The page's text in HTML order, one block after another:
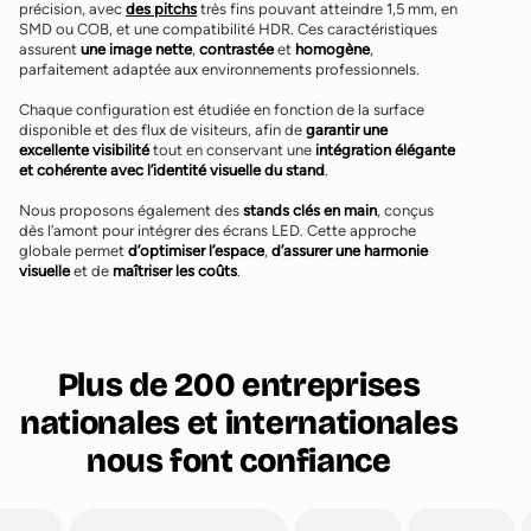
précision, avec des pitchs très fins pouvant atteindre 1,5 mm, en
SMD ou COB, et une compatibilité HDR. Ces caractéristiques
assurent une image nette, contrastéeet homogène,
parfaitement adaptée aux environnements professionnels.
Chaque configuration est étudiée en fonction de la surface
disponible et des flux de visiteurs, afin de garantir une
excellente visibilitétout en conservant une intégration élégante
et cohérente avec l’identité visuelle du stand.
Nous proposons également des stands clés en main, conçus
dès l’amont pour intégrer des écrans LED. Cette approche
globale permet d’optimiser l’espace, d’assurer une harmonie
visuelleet de maîtriser les coûts.
Plus de 200 entreprises
nationales et internationales
nous font confiance